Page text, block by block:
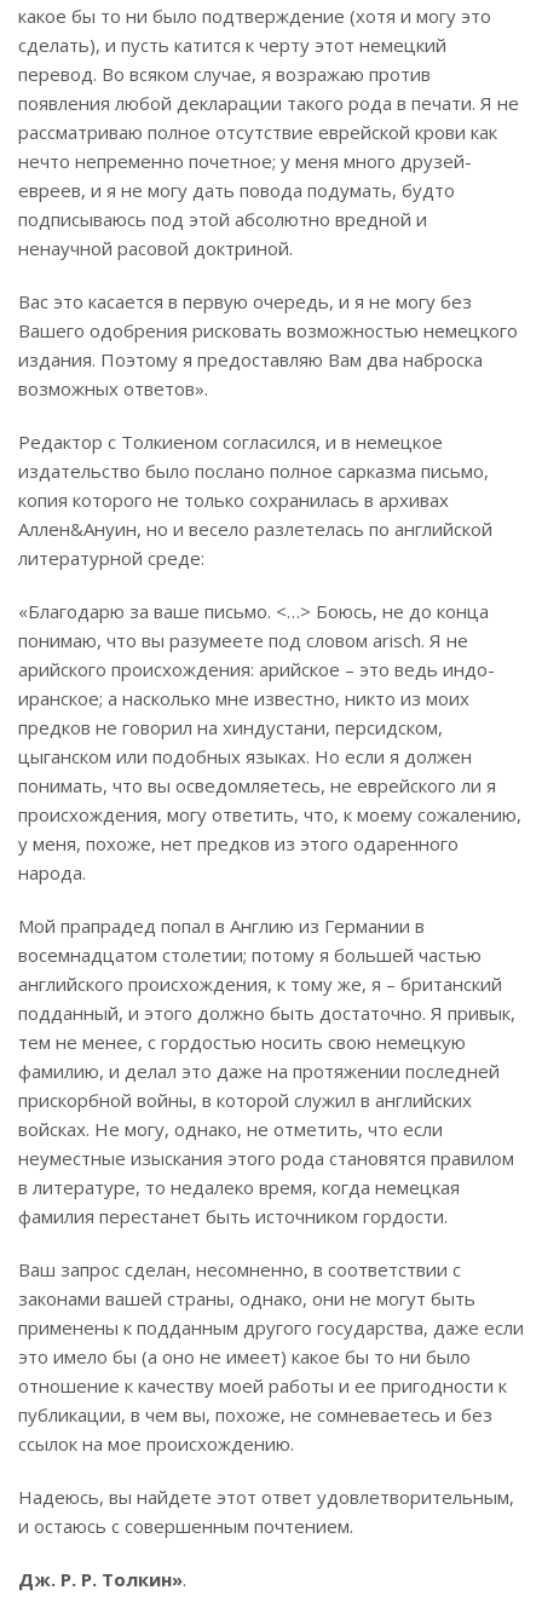
какое бы то ни было подтверждение (хотя и могу это
сделать), и пусть катится к черту этот немецкий
перевод. Во всяком случае, я возражаю против
появления любой декларации такого рода в печати. Я не
рассматриваю полное отсутствие еврейской крови как
нечто непременно почетное; у меня много друзей-
евреев, и я не могу дать повода подумать, будто
подписываюсь под этой абсолютно вредной и
ненаучной расовой доктриной.
Вас это касается в первую очередь, и я не могу без
Вашего одобрения рисковать возможностью немецкого
издания. Поэтому я предоставляю Вам два наброска
возможных ответов».
Редактор с Толкиеном согласился, и в немецкое
издательство было послано полное сарказма письмо,
копия которого не только сохранилась в архивах
Аллен&Ануин, но и весело разлетелась по английской
литературной среде:
«Благодарю за ваше письмо. <…> Боюсь, не до конца
понимаю, что вы разумеете под словом arisсh. Я не
арийского происхождения: арийское – это ведь индо-
иранское; а насколько мне известно, никто из моих
предков не говорил на хиндустани, персидском,
цыганском или подобных языках. Но если я должен
понимать, что вы осведомляетесь, не еврейского ли я
происхождения, могу ответить, что, к моему сожалению,
у меня, похоже, нет предков из этого одаренного
народа.
Мой прапрадед попал в Англию из Германии в
восемнадцатом столетии; потому я большей частью
английского происхождения, к тому же, я – британский
подданный, и этого должно быть достаточно. Я привык,
тем не менее, с гордостью носить свою немецкую
фамилию, и делал это даже на протяжении последней
прискорбной войны, в которой служил в английских
войсках. Не могу, однако, не отметить, что если
неуместные изыскания этого рода становятся правилом
в литературе, то недалеко время, когда немецкая
фамилия перестанет быть источником гордости.
Ваш запрос сделан, несомненно, в соответствии с
законами вашей страны, однако, они не могут быть
применены к подданным другого государства, даже если
это имело бы (а оно не имеет) какое бы то ни было
отношение к качеству моей работы и ее пригодности к
публикации, в чем вы, похоже, не сомневаетесь и без
ссылок на мое происхождению.
Надеюсь, вы найдете этот ответ удовлетворительным,
и остаюсь с совершенным почтением.
Дж. Р. Р. Толкин».